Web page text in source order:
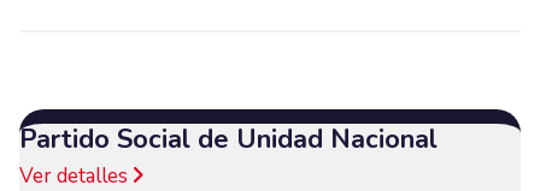
Partido Social de Unidad Nacional
Ver detalles